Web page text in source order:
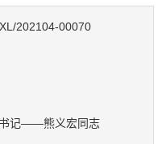
202104-00070
记——熊义宏同志